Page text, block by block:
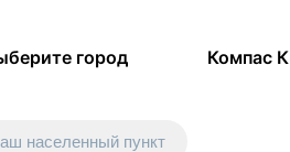
город Компас
населенный пункт